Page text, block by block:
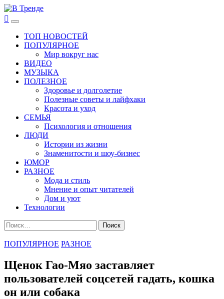
Перейти
к
содержимому
В Тренде
Самые свежие новости интернета
Основное
менюТОП НОВОСТЕЙ
ПОПУЛЯРНОЕ
Мир вокруг нас
ВИДЕО
МУЗЫКА
ПОЛЕЗНОЕ
Здоровье и долголетие
Полезные советы и лайфхаки
Красота и уход
СЕМЬЯ
Психология и отношения
ЛЮДИ
Истории из жизни
Знаменитости и шоу-бизнес
ЮМОР
РАЗНОЕ
Мода и стиль
Мнение и опыт читателей
Дом и уют
Технологии
Найти:
ПОПУЛЯРНОЕ РАЗНОЕ
Щенок Гао-Мяо заставляет
пользователей соцсетей гадать, кошка
он или собака